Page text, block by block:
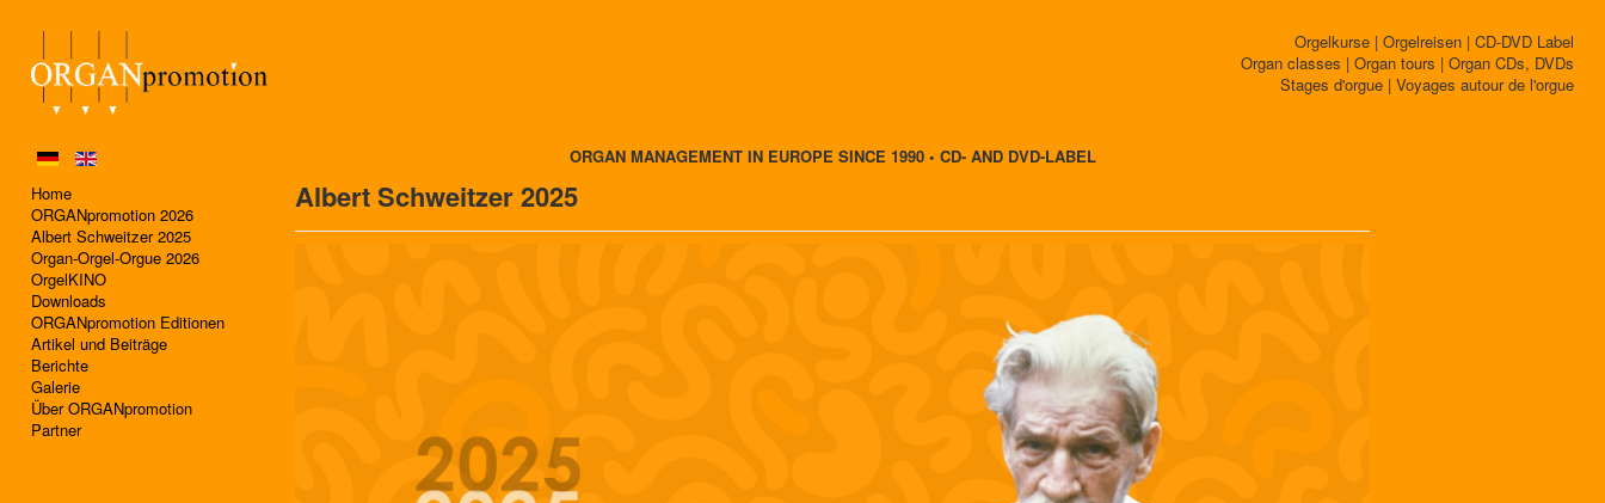
Orgelkurse | Orgelreisen | CD-DVD Label
Organ classes | Organ tours | Organ CDs, DVDs
Stages d'orgue | Voyages autour de l'orgue
Home
ORGANpromotion 2026
Albert Schweitzer 2025
Organ-Orgel-Orgue 2026
OrgelKINO
Downloads
ORGANpromotion Editionen
Artikel und Beiträge
Berichte
Galerie
Über ORGANpromotion
Partner
ORGAN MANAGEMENT IN EUROPE SINCE 1990 • CD- AND DVD-LABEL
Albert Schweitzer 2025